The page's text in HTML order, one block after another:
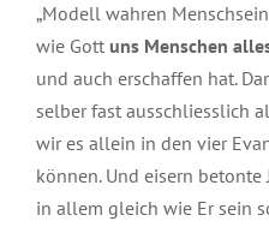
„Modell wahren
wie Gott uns Menschen
und auch erschaffen hat.
selber fast ausschliesslich
wir es allein in den vier
können. Und eisern betonte
in allem gleich wie Er sein